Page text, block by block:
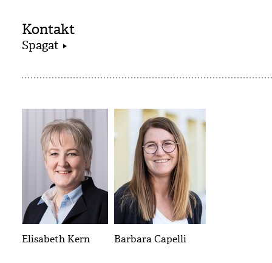
Kontakt
Spagat
Elisabeth Kern Barbara Capelli